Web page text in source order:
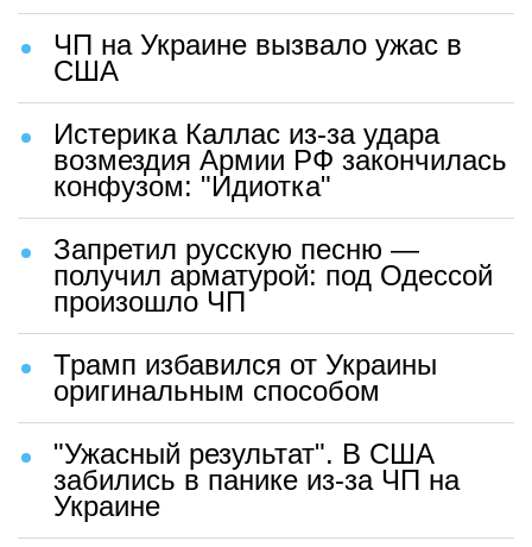
ЧП на Украине вызвало ужас в
США
Истерика Каллас из-за удара
возмездия Армии РФ закончилась
конфузом: "Идиотка"
Запретил русскую песню —
получил арматурой: под Одессой
произошло ЧП
Трамп избавился от Украины
оригинальным способом
"Ужасный результат". В США
забились в панике из-за ЧП на
Украине